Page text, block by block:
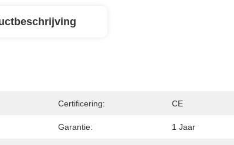
Certificering: CE
Garantie: 1 Jaar